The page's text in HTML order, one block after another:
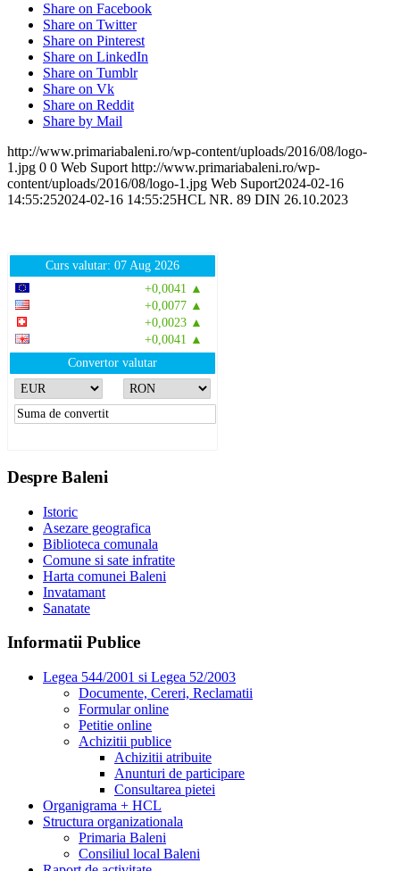
Share on Facebook
Share on Twitter
Share on Pinterest
Share on LinkedIn
Share on Tumblr
Share on Vk
Share on Reddit
Share by Mail
http://www.primariabaleni.ro/wp-content/uploads/2016/08/logo-
1.jpg 0 0 Web Suport http://www.primariabaleni.ro/wp-
content/uploads/2016/08/logo-1.jpg Web Suport2024-02-16
14:55:252024-02-16 14:55:25HCL NR. 89 DIN 26.10.2023
Curs valutar: 07 Aug 2026
+0,0041 ▲
+0,0077 ▲
+0,0023 ▲
+0,0041 ▲
Convertor valutar
Despre Baleni
Istoric
Asezare geografica
Biblioteca comunala
Comune si sate infratite
Harta comunei Baleni
Invatamant
Sanatate
Informatii Publice
Legea 544/2001 si Legea 52/2003
Documente, Cereri, Reclamatii
Formular online
Petitie online
Achizitii publice
Achizitii atribuite
Anunturi de participare
Consultarea pietei
Organigrama + HCL
Structura organizationala
Primaria Baleni
Consiliul local Baleni